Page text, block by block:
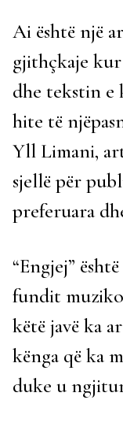
Ai është një
gjithçkaje
dhe tekstin e
hite të
Yll Limani,
sjellë për
preferuara
“Engjej”
fundit
këtë javë ka
kënga që ka
duke u